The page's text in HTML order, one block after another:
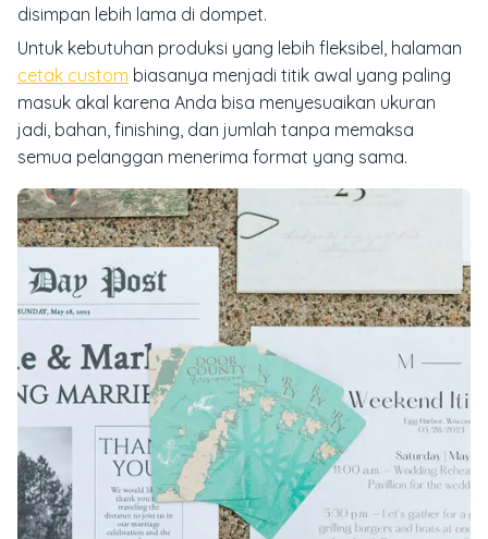
disimpan lebih lama di dompet.
Untuk kebutuhan produksi yang lebih fleksibel, halaman
cetak custom biasanya menjadi titik awal yang paling
masuk akal karena Anda bisa menyesuaikan ukuran
jadi, bahan, finishing, dan jumlah tanpa memaksa
semua pelanggan menerima format yang sama.